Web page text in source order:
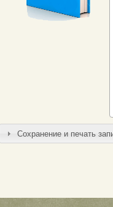
Сохранение и печать